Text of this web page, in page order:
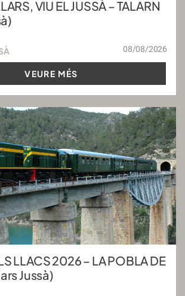
VIU EL JUSSÀ – TALARN
08/08/2026
VEURE MÉS
LLACS 2026 – LA POBLA DE
Jussà)